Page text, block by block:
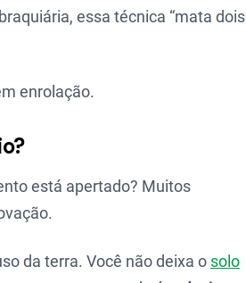
essa técnica “mata dois
enrolação.
está apertado? Muitos
da terra. Você não deixa o solo